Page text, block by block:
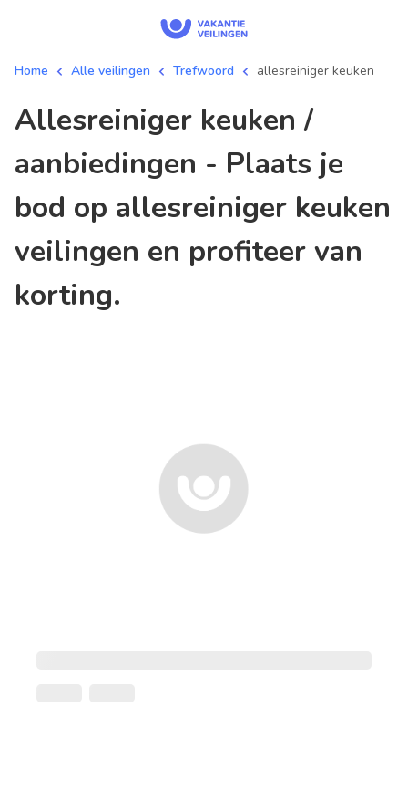
Home Alle veilingen Trefwoord allesreiniger keuken
allesreiniger keuken /
aanbiedingen - Plaats je
bod op allesreiniger keuken
veilingen en profiteer van
korting.